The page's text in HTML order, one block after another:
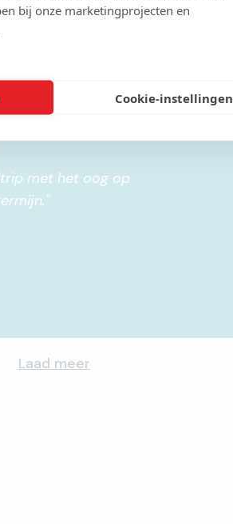
bij onze marketingprojecten en
Cookie-instellingen
met het oog op
"
Laad meer